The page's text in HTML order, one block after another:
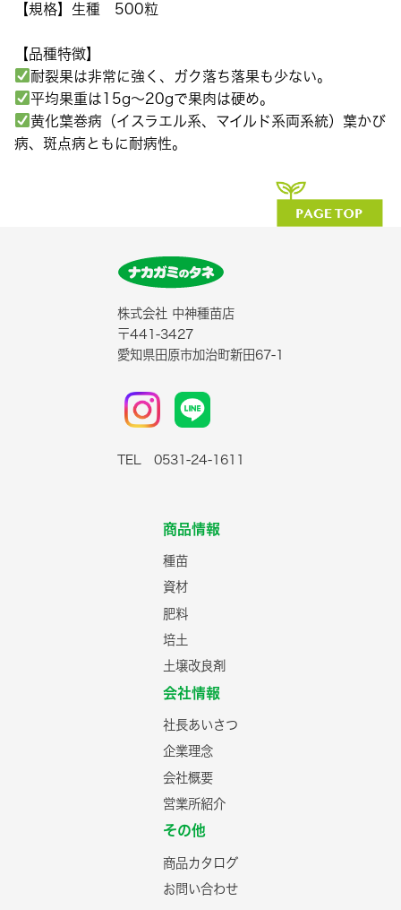
【規格】生種 500粒
【品種特徴】
耐裂果は非常に強く、ガク落ち落果も少ない。
平均果重は15g〜20gで果肉は硬め。
黄化葉巻病（イスラエル系、マイルド系両系統）葉かび
病、斑点病ともに耐病性。
株式会社 中神種苗店
〒441-3427
愛知県田原市加治町新田67-1
TEL 0531-24-1611
商品情報
種苗
資材
肥料
培土
土壌改良剤
会社情報
社長あいさつ
企業理念
会社概要
営業所紹介
その他
商品カタログ
お問い合わせ